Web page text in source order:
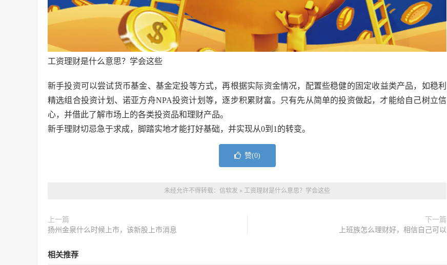
工资理财是什么意思？学会这些
新手投资可以尝试货币基金、基金定投等方式，再根据实际资金情况，配置些稳健的固定收益类产品，如稳利
精选组合投资计划、诺亚方舟NPA投资计划等，逐步积累财富。只有先从简单的投资做起，才能给自己树立信
心，并借此了解市场上的各类投资品和理财产品。
新手理财切忌急于求成，脚踏实地才能打好基础，并实现从0到1的转变。
赞(0)
未经允许不得转载： 信软发 » 工资理财是什么意思？学会这些
上一篇
扬州金泉什么时候上市，该新股上市消息
下一篇
上班族怎么理财好，相信自己可以
相关推荐